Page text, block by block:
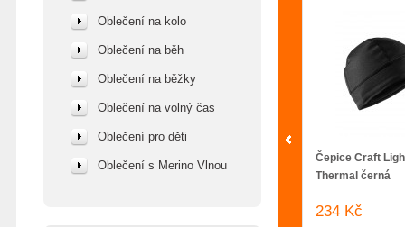
Oblečení na kolo
Oblečení na běh
Oblečení na běžky
Oblečení na volný čas
Oblečení pro děti
Oblečení s Merino Vlnou
Čepice Craft
Thermal černá
234 Kč